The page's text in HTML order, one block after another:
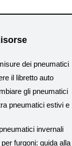
dei pneumatici
il libretto auto
gli pneumatici
pneumatici estivi e
invernali
furgoni: guida alla